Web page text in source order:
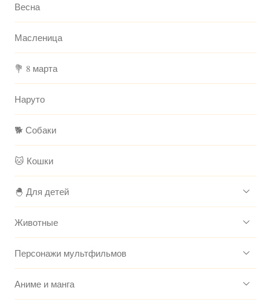
Весна
Масленица
💐 8 марта
Наруто
🐕 Собаки
🐱 Кошки
🐣 Для детей
Животные
Персонажи мультфильмов
Аниме и манга